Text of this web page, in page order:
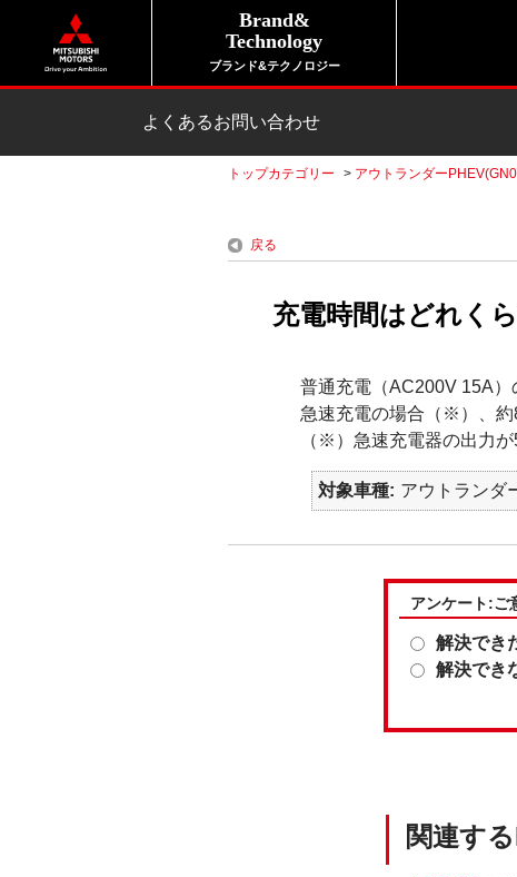
Brand&
Technology
ブランド&テクノロジー
よくあるお問い合わせ
トップカテゴリー > アウトランダー
戻る
充電時間はどれく
普通充電（AC200V 15A）
急速充電の場合（※）、約
（※）急速充電器の出力
対象車種 アウトランダ
アンケート:ご
解決でき
解決でき
関連す